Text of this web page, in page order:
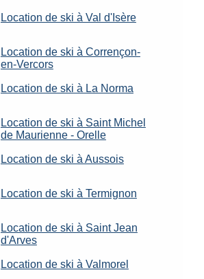
Location de ski à Val d'Isère
Location de ski à Corrençon-
en-Vercors
Location de ski à La Norma
Location de ski à Saint Michel
de Maurienne - Orelle
Location de ski à Aussois
Location de ski à Termignon
Location de ski à Saint Jean
d'Arves
Location de ski à Valmorel